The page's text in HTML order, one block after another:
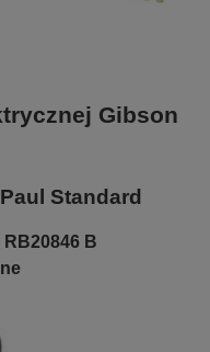
Gibson
Standard
B